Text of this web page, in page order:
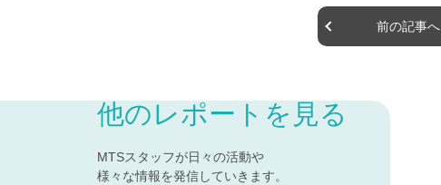
前の記事へ
他のレポートを見る
MTSスタッフが日々の活動や
様々な情報を発信していきます。